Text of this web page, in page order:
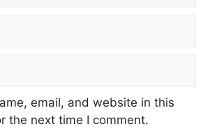
email, and website in this
the next time I comment.